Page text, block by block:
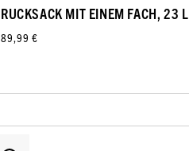
RUCKSACK MIT EINEM FACH, 23 L
89,99 €